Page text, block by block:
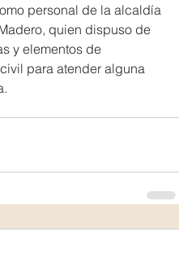
personal de la alcaldía
quien dispuso de
y elementos de
para atender alguna